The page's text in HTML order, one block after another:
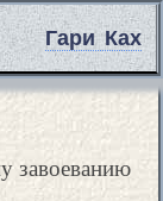
Гари Ках
завоеванию